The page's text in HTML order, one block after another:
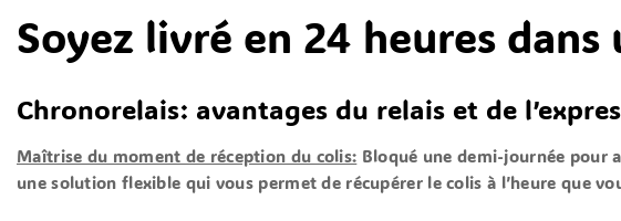
Soyez livré en 24 heures
Chronorelais: avantages du relais et de
Maîtrise du moment de réception du colis: Bloqué une demi-journée pour
une solution flexible qui vous permet de récupérer le colis à l’heure que